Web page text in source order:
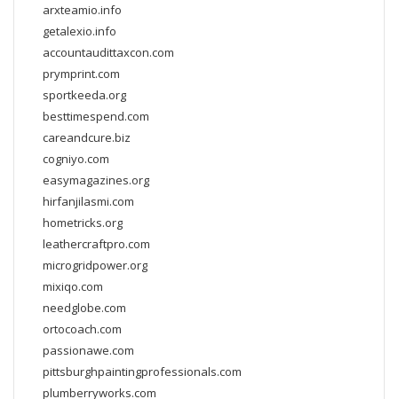
arxteamio.info
getalexio.info
accountaudittaxcon.com
prymprint.com
sportkeeda.org
besttimespend.com
careandcure.biz
cogniyo.com
easymagazines.org
hirfanjilasmi.com
hometricks.org
leathercraftpro.com
microgridpower.org
mixiqo.com
needglobe.com
ortocoach.com
passionawe.com
pittsburghpaintingprofessionals.com
plumberryworks.com